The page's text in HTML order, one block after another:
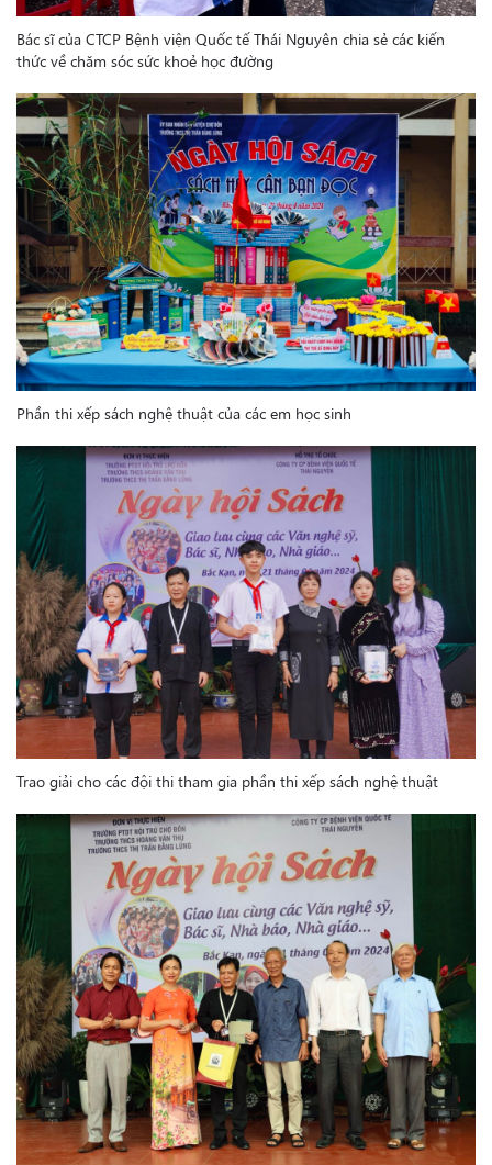
Bác sĩ của CTCP Bệnh viện Quốc tế Thái Nguyên chia sẻ các kiến
thức về chăm sóc sức khoẻ học đường
Phần thi xếp sách nghệ thuật của các em học sinh
Trao giải cho các đội thi tham gia phần thi xếp sách nghệ thuật